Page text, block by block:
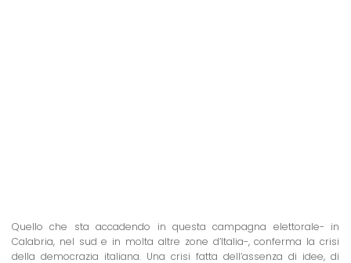
Quello che sta accadendo in questa campagna elettorale- in
Calabria, nel sud e in molta altre zone d’Italia-, conferma la crisi
della democrazia italiana. Una crisi fatta dell’assenza di idee, di